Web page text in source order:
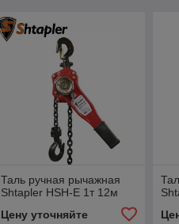
Таль ручная рычажная
Shtapler HSH-E 1т 12м
Цену уточняйте